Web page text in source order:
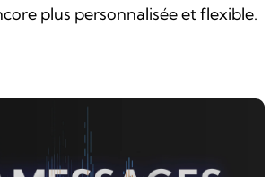
plus personnalisée et flexible.